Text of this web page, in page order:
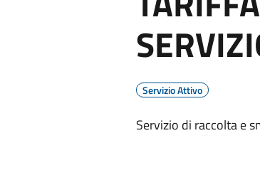
Servizio Attivo
Servizio di raccolta e